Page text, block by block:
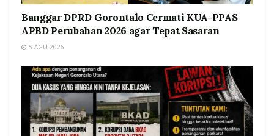
Banggar DPRD Gorontalo Cermati KUA-PPAS
APBD Perubahan 2026 agar Tepat Sasaran
5 AGU 2026